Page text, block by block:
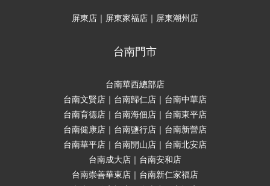
屏東店｜屏東家福店｜屏東潮州店
台南門市
台南華西總部店
台南文賢店｜台南歸仁店｜台南中華店
台南育德店｜台南海佃店｜台南東平店
台南健康店｜台南鹽行店｜台南新營店
台南華平店｜台南開山店｜台南北安店
台南成大店｜台南安和店
台南崇善華東店｜台南新仁家福店